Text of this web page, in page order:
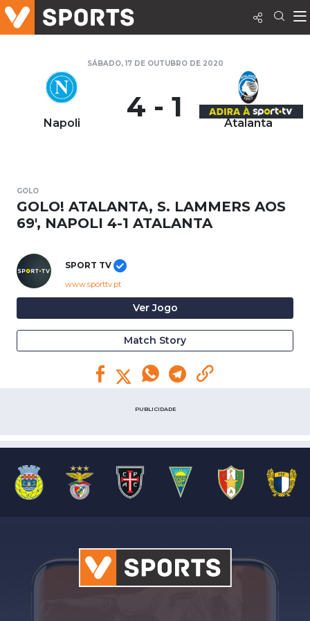
SÁBADO, 17 DE OUTUBRO DE 2020
Napoli 4 - 1 Atalanta
GOLO
GOLO! ATALANTA, S. LAMMERS AOS
69', NAPOLI 4-1 ATALANTA
SPORT TV
www.sporttv.pt
Ver Jogo
Match Story
PUBLICIDADE